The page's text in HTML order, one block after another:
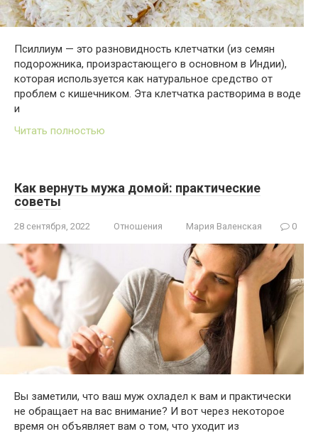
Псиллиум — это разновидность клетчатки (из семян
подорожника, произрастающего в основном в Индии),
которая используется как натуральное средство от
проблем с кишечником. Эта клетчатка растворима в воде
и
Читать полностью
Как вернуть мужа домой: практические
советы
28 сентября, 2022 Отношения Мария Валенская 0
Вы заметили, что ваш муж охладел к вам и практически
не обращает на вас внимание? И вот через некоторое
время он объявляет вам о том, что уходит из